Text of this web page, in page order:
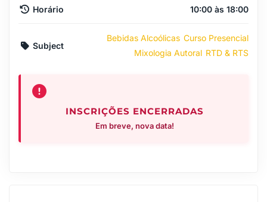
Horário 10:00 às 18:00
Subject
Bebidas Alcoólicas Curso Presencial
Mixologia Autoral RTD & RTS
INSCRIÇÕES ENCERRADAS
Em breve, nova data!